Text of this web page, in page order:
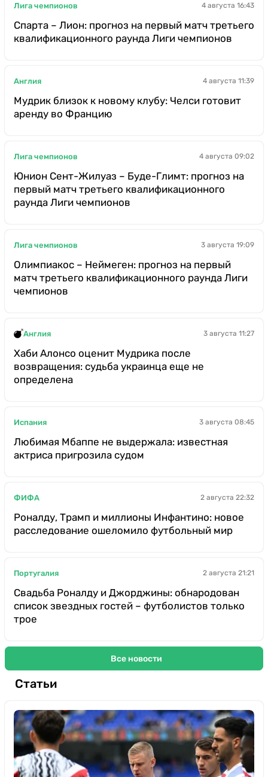
Лига чемпионов 4 августа 16:43
Спарта – Лион: прогноз на первый матч третьего
квалификационного раунда Лиги чемпионов
Англия 4 августа 11:39
Мудрик близок к новому клубу: Челси готовит
аренду во Францию
Лига чемпионов 4 августа 09:02
Юнион Сент-Жилуаз – Буде-Глимт: прогноз на
первый матч третьего квалификационного
раунда Лиги чемпионов
Лига чемпионов 3 августа 19:09
Олимпиакос – Неймеген: прогноз на первый
матч третьего квалификационного раунда Лиги
чемпионов
Англия 3 августа 11:27
Хаби Алонсо оценит Мудрика после
возвращения: судьба украинца еще не
определена
Испания 3 августа 08:45
Любимая Мбаппе не выдержала: известная
актриса пригрозила судом
ФИФА 2 августа 22:32
Роналду, Трамп и миллионы Инфантино: новое
расследование ошеломило футбольный мир
Португалия 2 августа 21:21
Свадьба Роналду и Джорджины: обнародован
список звездных гостей – футболистов только
трое
Все новости
Статьи